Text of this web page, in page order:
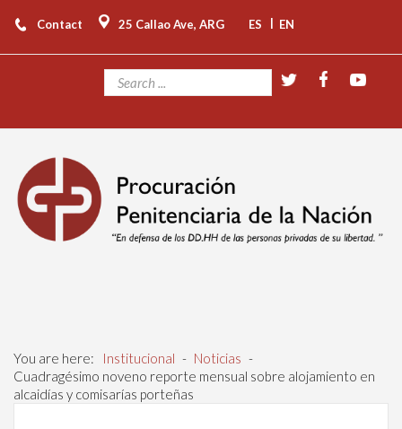
Contact 25 Callao Ave, ARG ES | EN
You are here: Institucional - Noticias -
Cuadragésimo noveno reporte mensual sobre alojamiento en
alcaidías y comisarías porteñas